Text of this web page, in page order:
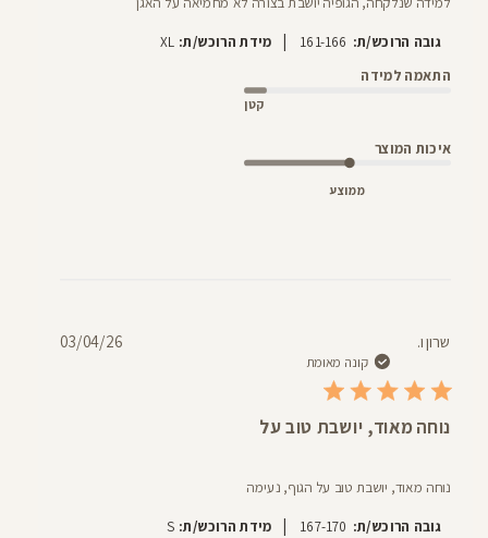
גובה הרוכש/ת: 161-166 מידת הרוכש/ת: XL
התאמה למידה
קטן
איכות המוצר
ממוצע
שרון ו.
קונה מאומת
נוחה מאוד, יושבת טוב על
נוחה מאוד, יושבת טוב על הגוף, נעימה
גובה הרוכש/ת: 167-170
| מידת הרוכש/ת: S
תאריך03/04/26